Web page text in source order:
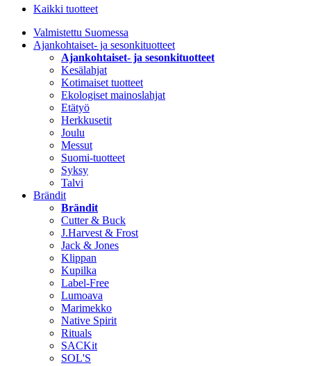
Kaikki tuotteet
Valmistettu Suomessa
Ajankohtaiset- ja sesonkituotteet
Ajankohtaiset- ja sesonkituotteet
Kesälahjat
Kotimaiset tuotteet
Ekologiset mainoslahjat
Etätyö
Herkkusetit
Joulu
Messut
Suomi-tuotteet
Syksy
Talvi
Brändit
Brändit
Cutter & Buck
J.Harvest & Frost
Jack & Jones
Klippan
Kupilka
Label-Free
Lumoava
Marimekko
Native Spirit
Rituals
SACKit
SOL'S